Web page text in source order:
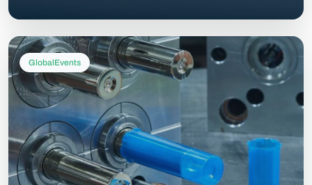
GlobalEvents